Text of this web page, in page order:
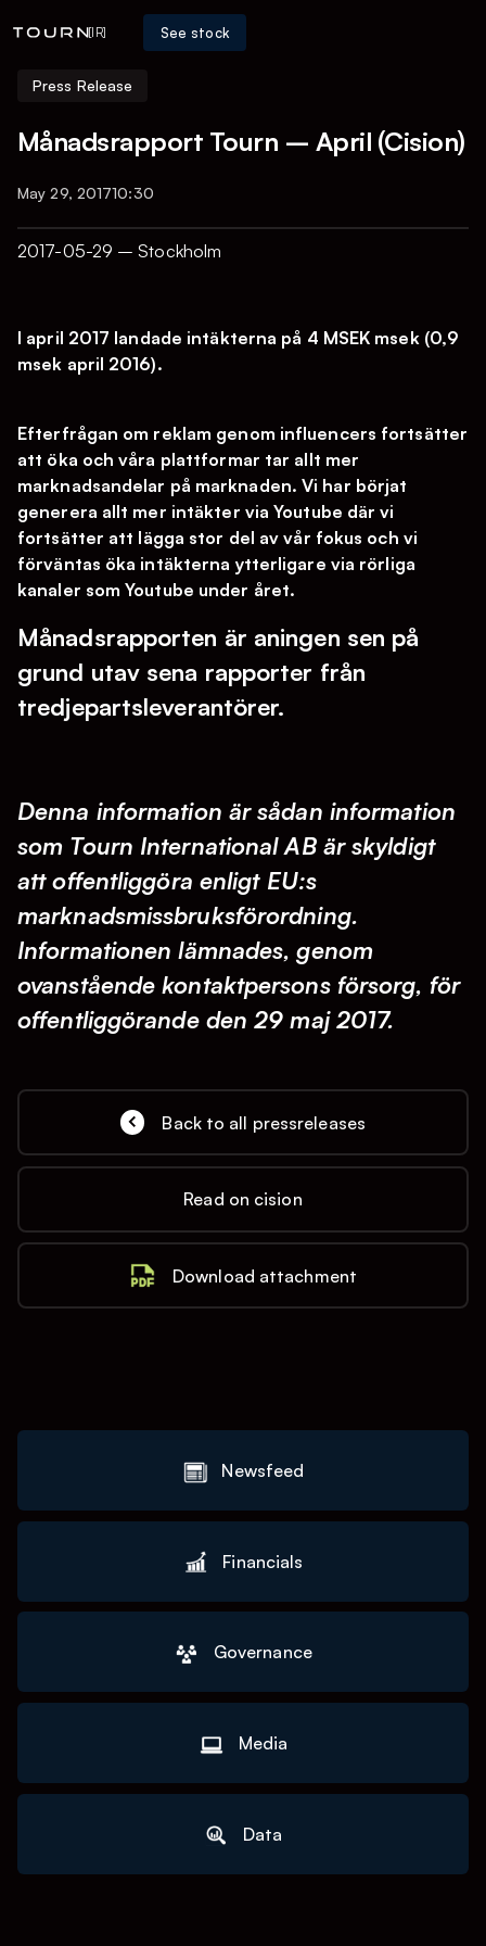
[IR] See stock
Press Release
Månadsrapport Tourn – April (Cision)
May 29, 201710:30
2017-05-29 – Stockholm
I april 2017 landade intäkterna på 4 MSEK msek (0,9
msek april 2016).
Efterfrågan om reklam genom influencers fortsätter
att öka och våra plattformar tar allt mer
marknadsandelar på marknaden. Vi har börjat
generera allt mer intäkter via Youtube där vi
fortsätter att lägga stor del av vår fokus och vi
förväntas öka intäkterna ytterligare via rörliga
kanaler som Youtube under året.
Månadsrapporten är aningen sen på
grund utav sena rapporter från
tredjepartsleverantörer.
Denna information är sådan information
som Tourn International AB är skyldigt
att offentliggöra enligt EU:s
marknadsmissbruksförordning.
Informationen lämnades, genom
ovanstående kontaktpersons försorg, för
offentliggörande den 29 maj 2017.
Back to all pressreleases
Read on cision
Download attachment
Newsfeed
Financials
Governance
Media
Data